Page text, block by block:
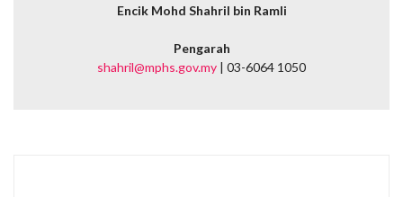
Encik Mohd Shahril bin Ramli
Pengarah
shahril@mphs.gov.my | 03-6064 1050